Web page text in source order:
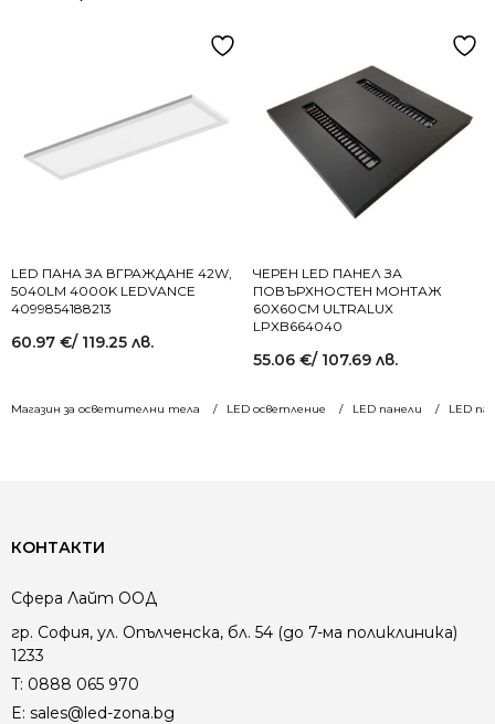
Магазин за осветителни тела LED осветление LED панели LED
LED ПАНА ЗА ВГРАЖДАНЕ 42W,
5040LM 4000K LEDVANCE
4099854188213
60.97 €/ 119.25 лв.
ЧЕРЕН LED ПАНЕЛ ЗА
ПОВЪРХНОСТЕН МОНТАЖ
60X60СМ ULTRALUX
LPXB664040
55.06 €/ 107.69 лв.
КОНТАКТИ
Сфера Лайт ООД
гр. София, ул. Опълченска, бл. 54 (до 7-ма поликлиника)
1233
T: 0888 065 970
E: sales@led-zona.bg